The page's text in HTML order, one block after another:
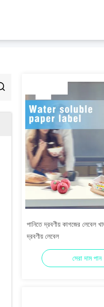
পানিতে দ্রবণীয় কাগজের লেবেল
দ্রবণীয় লেবেল
সেরা দাম পান